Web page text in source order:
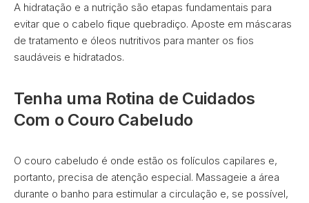
A hidratação e a nutrição são etapas fundamentais para
evitar que o cabelo fique quebradiço. Aposte em máscaras
de tratamento e óleos nutritivos para manter os fios
saudáveis e hidratados.
Tenha uma Rotina de Cuidados
Com o Couro Cabeludo
O couro cabeludo é onde estão os folículos capilares e,
portanto, precisa de atenção especial. Massageie a área
durante o banho para estimular a circulação e, se possível,